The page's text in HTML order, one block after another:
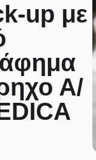
up με
Α/